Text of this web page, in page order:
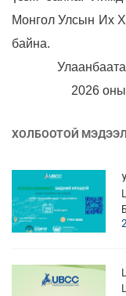
Монгол Улсын Их
байна.
2026
ХОЛБООТОЙ